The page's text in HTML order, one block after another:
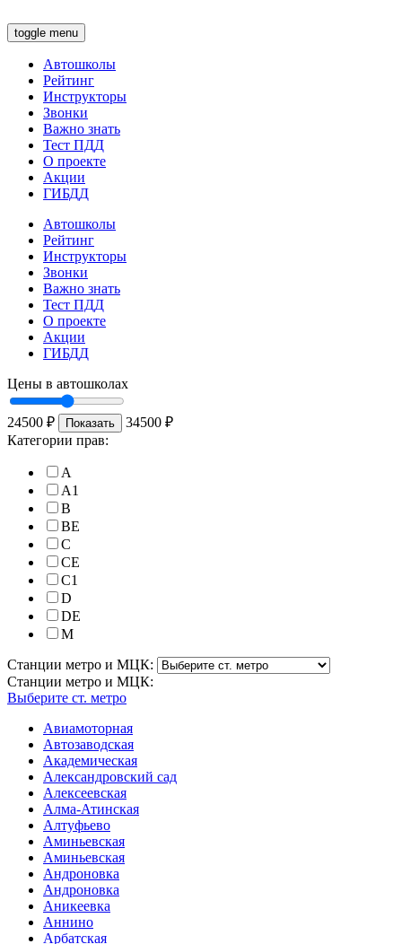
toggle menu
Автошколы
Рейтинг
Инструкторы
Звонки
Важно знать
Тест ПДД
О проекте
Акции
ГИБДД
Автошколы
Рейтинг
Инструкторы
Звонки
Важно знать
Тест ПДД
О проекте
Акции
ГИБДД
Цены в автошколах
24500 ₽ Показать 34500 ₽
Категории прав:
A
A1
B
BE
C
CE
C1
D
DE
M
Станции метро и МЦК:
Станции метро и МЦК:
Выберите ст. метро
Авиамоторная
Автозаводская
Академическая
Александровский сад
Алексеевская
Алма-Атинская
Алтуфьево
Аминьевская
Аминьевская
Андроновка
Андроновка
Аникеевка
Аннино
Арбатская